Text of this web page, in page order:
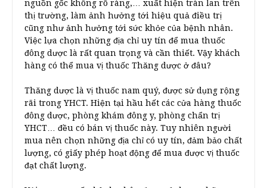
nguồn gốc không rõ ràng,… xuất hiện tràn lan trên
thị trường, làm ảnh hưởng tới hiệu quả điều trị
cũng như ảnh hưởng tới sức khỏe của bệnh nhân.
Việc lựa chọn những địa chỉ uy tín để mua thuốc
đông dược là rất quan trọng và cần thiết. Vậy khách
hàng có thể mua vị thuốc Thăng dược ở đâu?
Thăng dược là vị thuốc nam quý, được sử dụng rộng
rãi trong YHCT. Hiện tại hầu hết các cửa hàng thuốc
đông dược, phòng khám đông y, phòng chẩn trị
YHCT… đều có bán vị thuốc này. Tuy nhiên người
mua nên chọn những địa chỉ có uy tín, đảm bảo chất
lượng, có giấy phép hoạt động để mua được vị thuốc
đạt chất lượng.